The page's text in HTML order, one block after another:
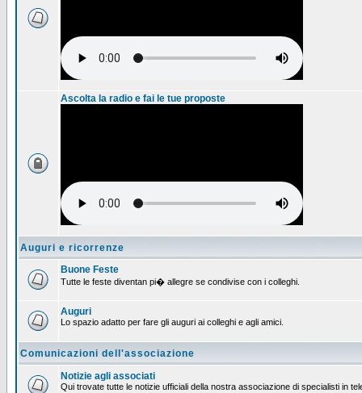
Ascolta la radio e fai le tue proposte
Auguri e ricorrenze
Buone Feste
Tutte le feste diventan pi� allegre se condivise con i colleghi.
Auguri
Lo spazio adatto per fare gli auguri ai colleghi e agli amici.
Comunicazioni dell'associazione
Notizie agli associati
Qui trovate tutte le notizie ufficiali della nostra associazione di specialisti in